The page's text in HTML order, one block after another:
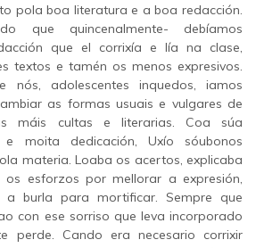
pola boa literatura e a boa redacción.
que quincenalmente- debíamos
que el corrixía e lía na clase,
textos e tamén os menos expresivos.
nós, adolescentes inquedos, iamos
as formas usuais e vulgares de
máis cultas e literarias. Coa súa
e moita dedicación, Uxío sóubonos
materia. Loaba os acertos, explicaba
esforzos por mellorar a expresión,
a burla para mortificar. Sempre que
con ese sorriso que leva incorporado
perde. Cando era necesario corrixir